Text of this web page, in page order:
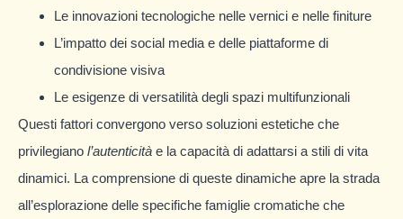
Le innovazioni tecnologiche nelle vernici e nelle finiture
L’impatto dei social media e delle piattaforme di
condivisione visiva
Le esigenze di versatilità degli spazi multifunzionali
Questi fattori convergono verso soluzioni estetiche che
privilegiano l’autenticità e la capacità di adattarsi a stili di vita
dinamici. La comprensione di queste dinamiche apre la strada
all’esplorazione delle specifiche famiglie cromatiche che